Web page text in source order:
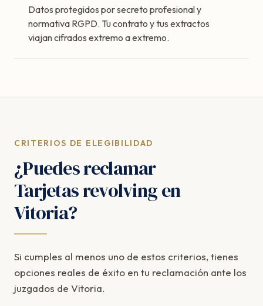
Datos protegidos por secreto profesional y
normativa RGPD. Tu contrato y tus extractos
viajan cifrados extremo a extremo.
CRITERIOS DE ELEGIBILIDAD
¿Puedes reclamar
Tarjetas revolving en
Vitoria?
Si cumples al menos uno de estos criterios, tienes
opciones reales de éxito en tu reclamación ante los
juzgados de Vitoria.